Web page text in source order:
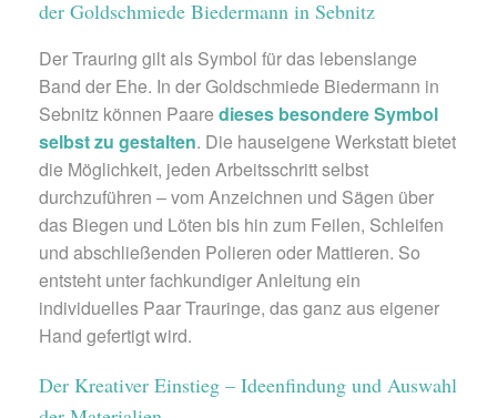
der Goldschmiede Biedermann in Sebnitz
Der Trauring gilt als Symbol für das lebenslange
Band der Ehe. In der Goldschmiede Biedermann in
Sebnitz können Paare dieses besondere Symbol
selbst zu gestalten. Die hauseigene Werkstatt bietet
die Möglichkeit, jeden Arbeitsschritt selbst
durchzuführen – vom Anzeichnen und Sägen über
das Biegen und Löten bis hin zum Feilen, Schleifen
und abschließenden Polieren oder Mattieren. So
entsteht unter fachkundiger Anleitung ein
individuelles Paar Trauringe, das ganz aus eigener
Hand gefertigt wird.
Der Kreativer Einstieg – Ideenfindung und Auswahl